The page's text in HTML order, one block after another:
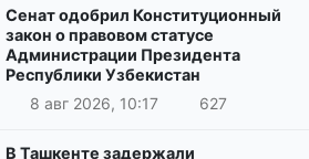
Сенат одобрил Конституционный
закон о правовом статусе
Администрации Президента
Республики Узбекистан
8 авг 2026, 10:17
627
В Ташкенте задержали